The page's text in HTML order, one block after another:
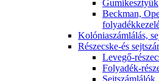
Gumikesztyűk
Beckman,
Kolóniaszámlálás,
Részecske-és
Levegő-
Folyadék-
Sejtszámlálók